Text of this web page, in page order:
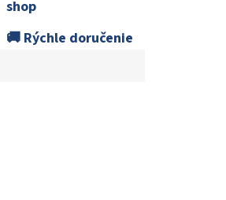
shop
🚚 Rýchle doručenie